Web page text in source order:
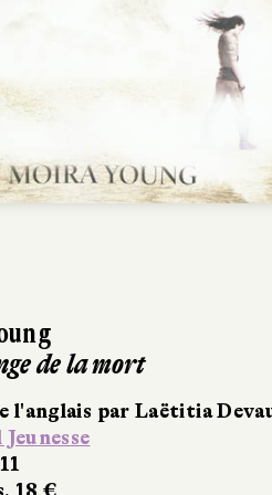
de la mort
l'anglais par Laëtitia